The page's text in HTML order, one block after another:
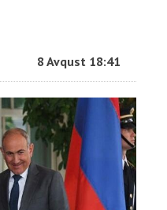
8 Avqust 18:41